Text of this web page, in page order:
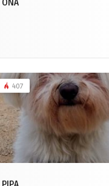
ONA
407